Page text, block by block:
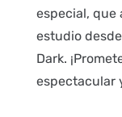
especial, que
estudio
Dark.
espectacular